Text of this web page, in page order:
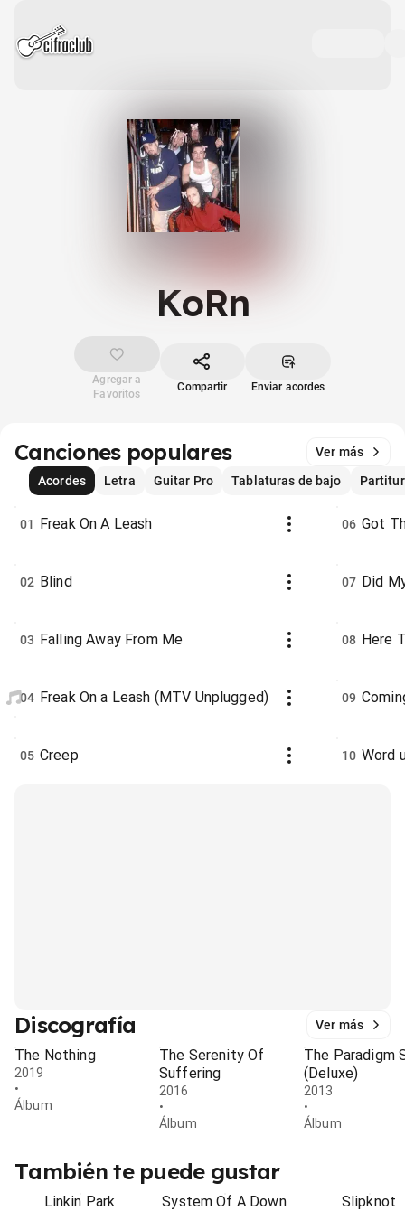
KoRn
Agregar a
Favoritos
Compartir Enviar acordes
Canciones populares
Ver más
Acordes
Letra Guitar Pro Tablaturas de bajo
01 Freak On A Leash
02 Blind
03 Falling Away From Me
04 Freak On a Leash (MTV Unplugged)
05 Creep
06 Got
07 Did
08 Here
09
10 Word
Discografía Ver más
The Nothing
2019
•
Álbum
The Serenity Of
Suffering
2016
•
Álbum
The Paradigm
(Deluxe)
2013
•
Álbum
También te puede gustar
Linkin Park System Of A Down Slipknot